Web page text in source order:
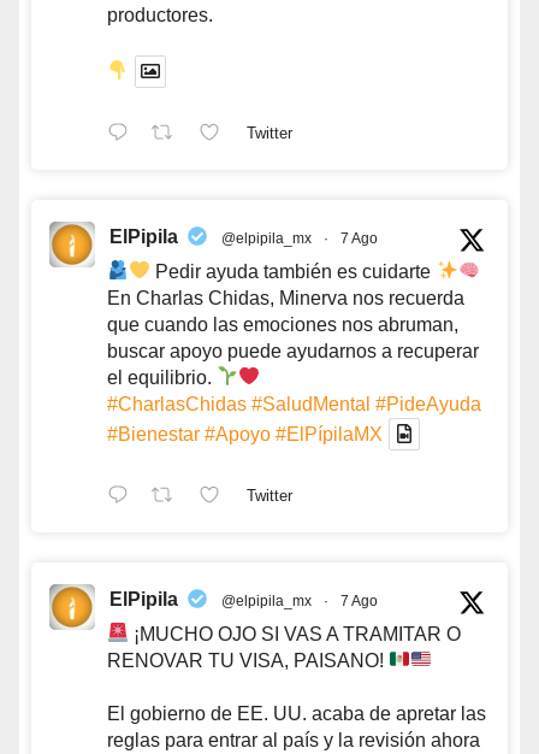
productores.
Twitter
ElPipila @elpipila_mx · 7 Ago
Pedir ayuda también es cuidarte
En Charlas Chidas, Minerva nos recuerda
que cuando las emociones nos abruman,
buscar apoyo puede ayudarnos a recuperar
el equilibrio.
#CharlasChidas #SaludMental #PideAyuda
#Bienestar #Apoyo #ElPípilaMX
Twitter
ElPipila @elpipila_mx · 7 Ago
¡MUCHO OJO SI VAS A TRAMITAR O
RENOVAR TU VISA, PAISANO!
El gobierno de EE. UU. acaba de apretar las
reglas para entrar al país y la revisión ahora